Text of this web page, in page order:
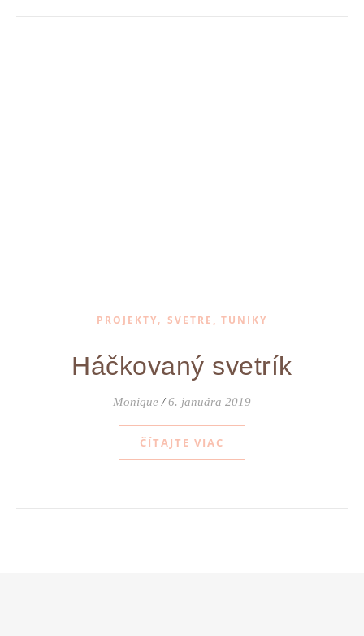
PROJEKTY, SVETRE, TUNIKY
Háčkovaný svetrík
Monique / 6. januára 2019
ČÍTAJTE VIAC